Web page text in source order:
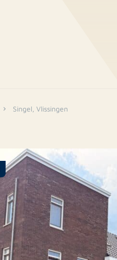
Singel, Vlissingen